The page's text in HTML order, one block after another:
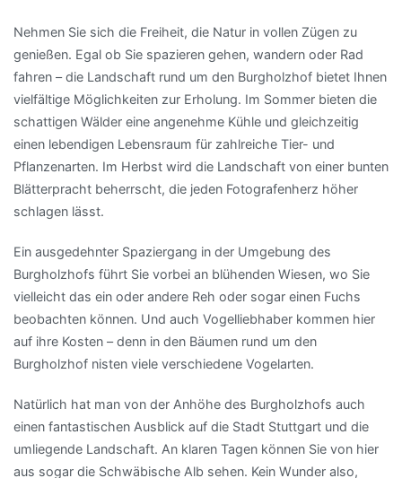
Nehmen Sie sich die Freiheit, die Natur in vollen Zügen zu
genießen. Egal ob Sie spazieren gehen, wandern oder Rad
fahren – die Landschaft rund um den Burgholzhof bietet Ihnen
vielfältige Möglichkeiten zur Erholung. Im Sommer bieten die
schattigen Wälder eine angenehme Kühle und gleichzeitig
einen lebendigen Lebensraum für zahlreiche Tier- und
Pflanzenarten. Im Herbst wird die Landschaft von einer bunten
Blätterpracht beherrscht, die jeden Fotografenherz höher
schlagen lässt.
Ein ausgedehnter Spaziergang in der Umgebung des
Burgholzhofs führt Sie vorbei an blühenden Wiesen, wo Sie
vielleicht das ein oder andere Reh oder sogar einen Fuchs
beobachten können. Und auch Vogelliebhaber kommen hier
auf ihre Kosten – denn in den Bäumen rund um den
Burgholzhof nisten viele verschiedene Vogelarten.
Natürlich hat man von der Anhöhe des Burgholzhofs auch
einen fantastischen Ausblick auf die Stadt Stuttgart und die
umliegende Landschaft. An klaren Tagen können Sie von hier
aus sogar die Schwäbische Alb sehen. Kein Wunder also,